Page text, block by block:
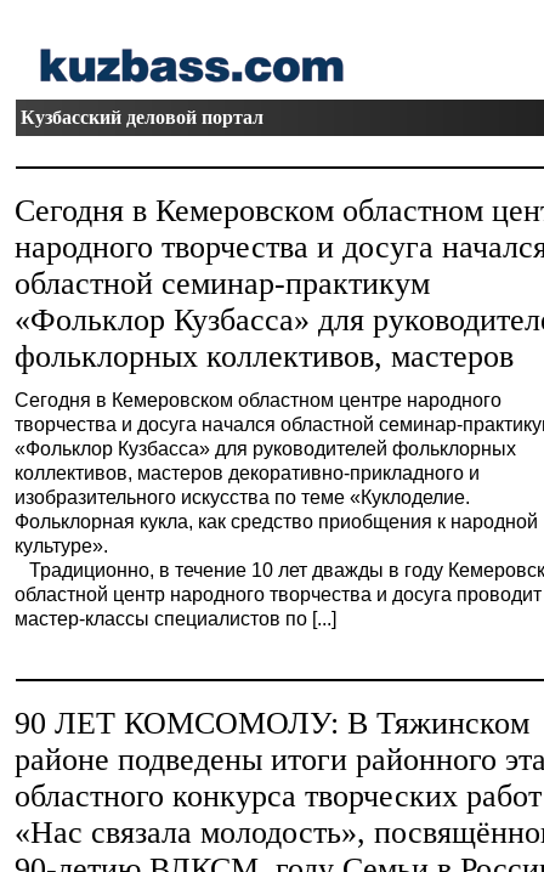
Кузбасский деловой портал
Сегодня в Кемеровском областном
народного творчества и досуга
областной семинар-практикум
«Фольклор Кузбасса» для
фольклорных коллективов, мастеров
Сегодня в Кемеровском областном центре народного
творчества и досуга начался областной семинар-
«Фольклор Кузбасса» для руководителей фольклорных
коллективов, мастеров декоративно-прикладного и
изобразительного искусства по теме «Куклоделие.
Фольклорная кукла, как средство приобщения к народной
культуре».
Традиционно, в течение 10 лет дважды в году
областной центр народного творчества и досуга проводит
мастер-классы специалистов по [...]
90 ЛЕТ КОМСОМОЛУ: В Тяжинском
районе подведены итоги районного
областного конкурса творческих работ
«Нас связала молодость»,